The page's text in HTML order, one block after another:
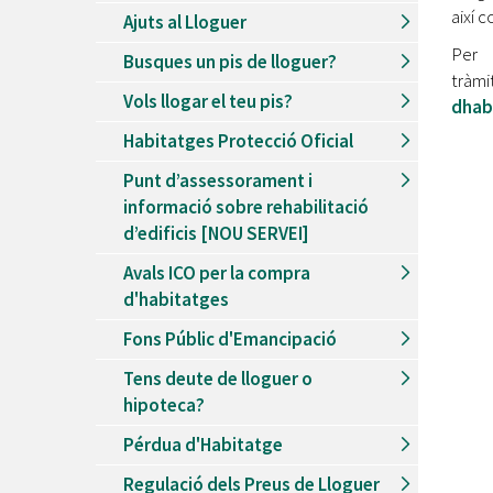
Recursos Humans
Patis oberts temporada d'estiu
Del13/06/2026 al08/09/2026
Piscines d'estiu a Cerdanyola
Refugis climàtics a Cerdanyola
Del22/05/2026al 06/09/2026
Jocs d'aigua del Parc Cordelles
Del01/07/2024 al 31/08/2026
Decorem! Conte 'La truita de nabius'
Ajuts al Lloguer
Busques un pis de lloguer?
Vols llogar el teu pis?
Habitatges Protecció Oficial
Punt d’assessorament i
informació sobre rehabilitació
d’edificis [NOU SERVEI]
Avals ICO per la compra
d'habitatges
Fons Públic d'Emancipació
Tens deute de lloguer o
hipoteca?
Pérdua d'Habitatge
Regulació dels Preus de Lloguer
així
Per